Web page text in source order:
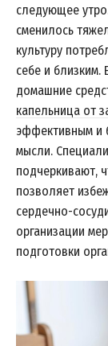
следующее
сменилось
культуру
себе и
домашние
капельница от
эффективным и
мысли.
подчеркивают,
позволяет
сердечно-
организации
подготовки